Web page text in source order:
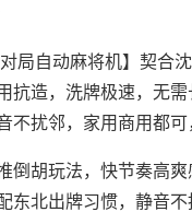
对局自动麻将机】契合
抗造，洗牌极速，无
不扰邻，家用商用都可
倒胡玩法，快节奏高
东北出牌习惯，静音